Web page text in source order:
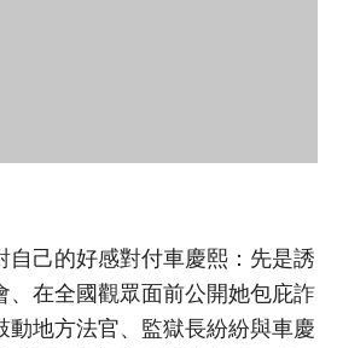
自己的好感對付車慶熙：先是誘
、在全國觀眾面前公開她包庇詐
動地方法官、監獄長紛紛與車慶